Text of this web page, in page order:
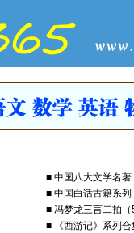
■ 中国八大文学名
■ 中国白话古籍系
■ 冯梦龙三言二拍（
■ 《西游记》系列